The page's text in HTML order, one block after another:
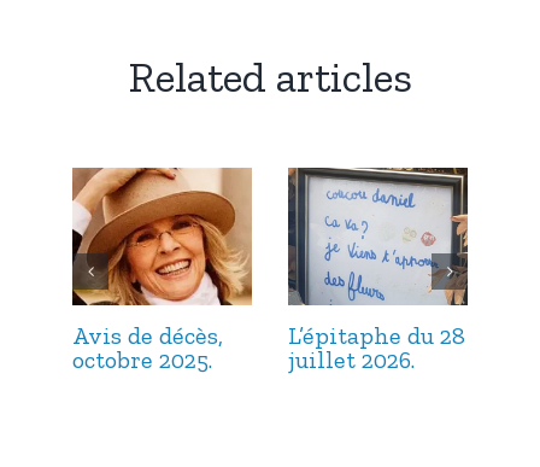
Related articles
Avis de décès,
octobre 2025.
L’épitaphe du 28
juillet 2026.